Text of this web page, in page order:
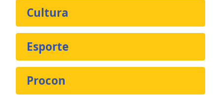
Cultura
Esporte
Procon